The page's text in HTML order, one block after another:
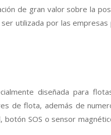
de gran valor sobre la
utilizada por las empresas
diseñada para
de flota, además de
SOS o sensor